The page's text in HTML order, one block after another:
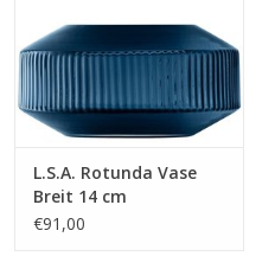
L.S.A. Rotunda Vase
Breit 14 cm
€91,00